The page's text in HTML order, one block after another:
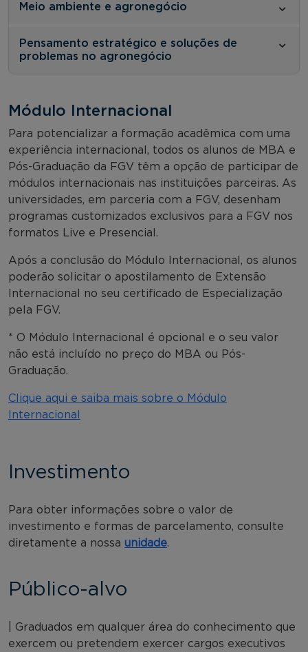
Meio ambiente e agronegócio
Pensamento estratégico e soluções de
problemas no agronegócio
Módulo Internacional
Para potencializar a formação acadêmica com uma
experiência internacional, todos os alunos de MBA e
Pós-Graduação da FGV têm a opção de participar de
módulos internacionais nas instituições parceiras. As
universidades, em parceria com a FGV, desenham
programas customizados exclusivos para a FGV nos
formatos Live e Presencial.
Após a conclusão do Módulo Internacional, os alunos
poderão solicitar o apostilamento de Extensão
Internacional no seu certificado de Especialização
pela FGV.
* O Módulo Internacional é opcional e o seu valor
não está incluído no preço do MBA ou Pós-
Graduação.
Clique aqui e saiba mais sobre o Módulo
Internacional
Investimento
Para obter informações sobre o valor de
investimento e formas de parcelamento, consulte
diretamente a nossa unidade.
Público-alvo
| Graduados em qualquer área do conhecimento que
exercem ou pretendem exercer cargos executivos